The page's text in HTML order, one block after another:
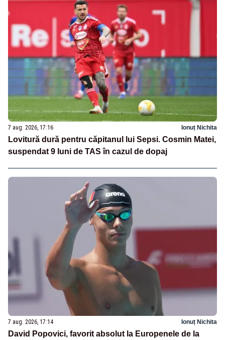
7 aug. 2026, 17:16 Ionuț Nichita
Lovitură dură pentru căpitanul lui Sepsi. Cosmin Matei,
suspendat 9 luni de TAS în cazul de dopaj
7 aug. 2026, 17:14 Ionuț Nichita
David Popovici, favorit absolut la Europenele de la